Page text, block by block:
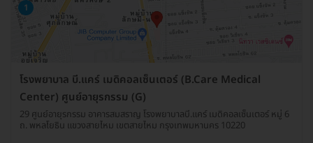
1
โรงพยาบาล บี.แคร์ เมดิคอลเซ็นเตอร์ (B.Care Medical
Center) ศูนย์อายุรกรรม (G)
29 ศูนย์อายุรกรรม อาคารสมสราญ โรงพยาบาลบี.แคร์ เมดิคอลเซ็นเตอร์ หมู่ 6
ถ. พหลโยธิน แขวงสายไหม เขตสายไหม กรุงเทพมหานคร 10220